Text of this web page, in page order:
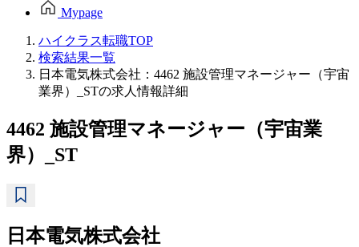
Mypage
ハイクラス転職TOP
検索結果一覧
日本電気株式会社：4462 施設管理マネージャー（宇宙
業界）_STの求人情報詳細
4462 施設管理マネージャー（宇宙業
界）_ST
日本電気株式会社